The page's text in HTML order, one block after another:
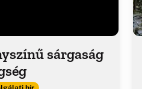
sárgaság